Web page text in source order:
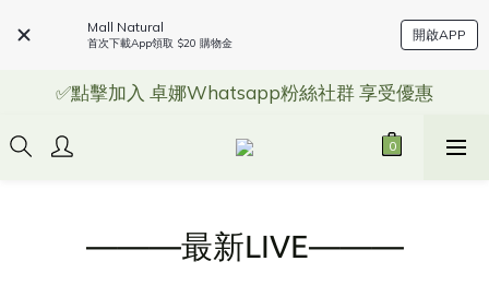
Mall Natural
首次下載App領取 $20 購物金
開啟APP
✅點擊加入 卓娜Whatsapp粉絲社群 享受優惠
———最新LIVE———